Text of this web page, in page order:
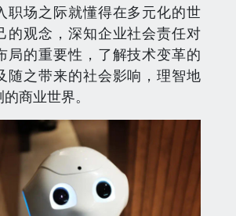
职场之际就懂得在多元化的世
的观念，深知企业社会责任对
局的重要性，了解技术变革的
随之带来的社会影响，理智地
商业世界。